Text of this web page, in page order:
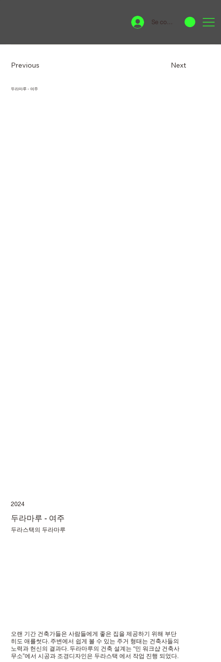
Se connecter
Previous Next
두라마루 - 여주
두라스택의 두라마루
두라마루 - 여주
2024
오랜 기간 건축가들은 사람들에게 좋은 집을 제공하기 위해 부단
히도 애를썻다. 주변에서 쉽게 볼 수 있는 주거 형태는 건축사들의
노력과 헌신의 결과다. 두라마루의 건축 설계는 “민 워크샵 건축사
무소”에서 시공과 조경디자인은 두라스택 에서 작업 진행 되었다.